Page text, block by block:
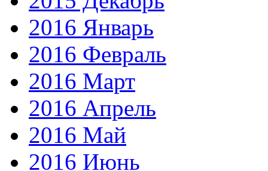
2016 Январь
2016 Февраль
2016 Март
2016 Апрель
2016 Май
2016 Июнь